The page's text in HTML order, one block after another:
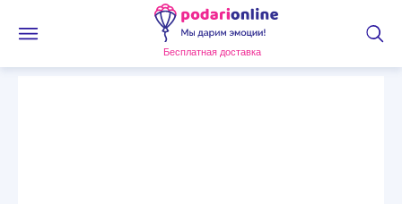
Бесплатная доставка